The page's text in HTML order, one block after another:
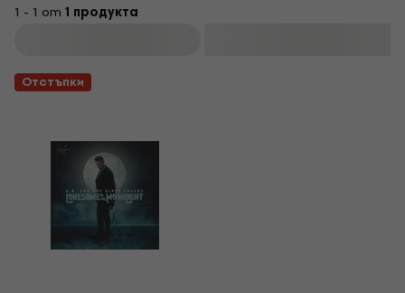
1 - 1 от 1 продукта
Отстъпки